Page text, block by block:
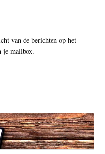
van de berichten op het
je mailbox.